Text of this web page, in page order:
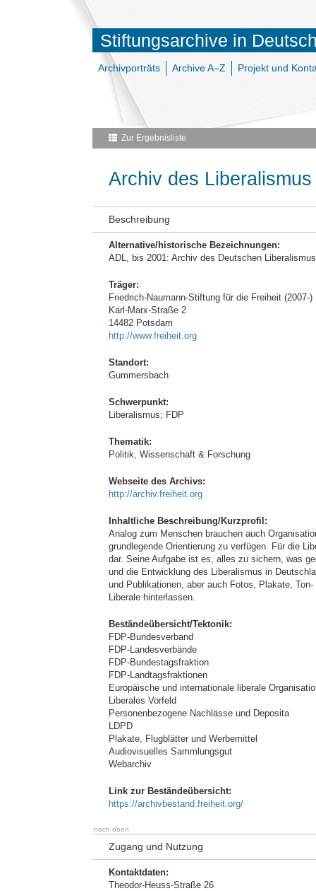
Stiftungsarchive in
Archivporträts Archive A–Z Projekt und
Zur Ergebnisliste
Archiv des Liberalismus
Beschreibung
Alternative/historische Bezeichnungen:
ADL, bis 2001: Archiv des Deutschen Liberalismus
Träger:
Friedrich-Naumann-Stiftung für die Freiheit (2007-)
Karl-Marx-Straße 2
14482 Potsdam
http://www.freiheit.org
Standort:
Gummersbach
Schwerpunkt:
Liberalismus; FDP
Thematik:
Politik, Wissenschaft & Forschung
Webseite des Archivs:
http://archiv.freiheit.org
Inhaltliche Beschreibung/Kurzprofil:
Analog zum Menschen brauchen auch
grundlegende Orientierung zu verfügen. Für die
dar. Seine Aufgabe ist es, alles zu sichern, was
und die Entwicklung des Liberalismus in
und Publikationen, aber auch Fotos, Plakate,
Liberale hinterlassen.
Beständeübersicht/Tektonik:
FDP-Bundesverband
FDP-Landesverbände
FDP-Bundestagsfraktion
FDP-Landtagsfraktionen
Europäische und internationale liberale
Liberales Vorfeld
Personenbezogene Nachlässe und Deposita
LDPD
Plakate, Flugblätter und Werbemittel
Audiovisuelles Sammlungsgut
Webarchiv
Link zur Beständeübersicht:
https://archivbestand.freiheit.org/
nach oben
Zugang und Nutzung
Kontaktdaten:
Theodor-Heuss-Straße 26